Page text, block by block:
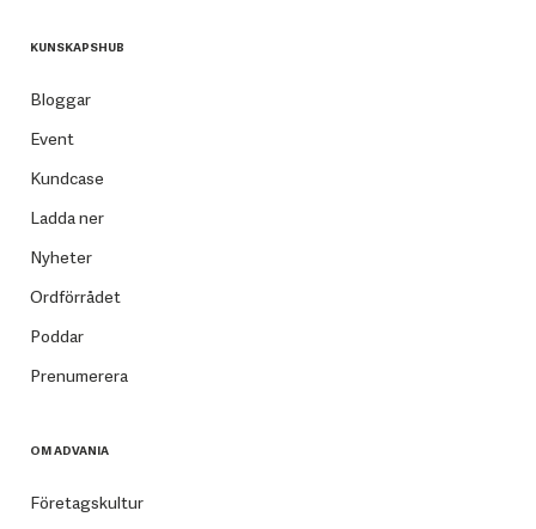
KUNSKAPSHUB
Bloggar
Event
Kundcase
Ladda ner
Nyheter
Ordförrådet
Poddar
Prenumerera
OM ADVANIA
Företagskultur